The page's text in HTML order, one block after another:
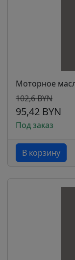
Моторное
102,6 BYN
95,42 BYN
Под заказ
В корзину